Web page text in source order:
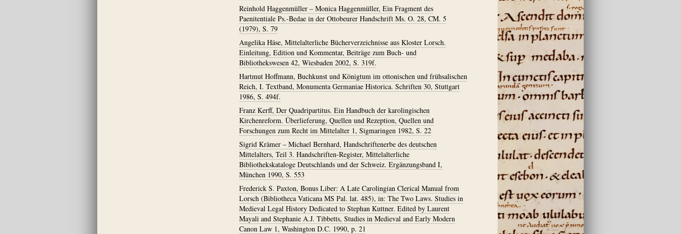
Reinhold Haggenmüller – Monica Haggenmüller, Ein Fragment des
Paenitentiale Ps.-Bedae in der Ottobeurer Handschrift Ms. O. 28, CM. 5
(1979), S. 79
Angelika Häse, Mittelalterliche Bücherverzeichnisse aus Kloster Lorsch.
Einleitung, Edition und Kommentar, Beiträge zum Buch- und
Bibliothekswesen 42, Wiesbaden 2002, S. 319f.
Hartmut Hoffmann, Buchkunst und Königtum im ottonischen und frühsalischen
Reich, I. Textband, Monumenta Germaniae Historica. Schriften 30, Stuttgart
1986, S. 494f.
Franz Kerff, Der Quadripartitus. Ein Handbuch der karolingischen
Kirchenreform. Überlieferung, Quellen und Rezeption, Quellen und
Forschungen zum Recht im Mittelalter 1, Sigmaringen 1982, S. 22
Sigrid Krämer – Michael Bernhard, Handschriftenerbe des deutschen
Mittelalters, Teil 3. Handschriften-Register, Mittelalterliche
Bibliothekskataloge Deutschlands und der Schweiz. Ergänzungsband I,
München 1990, S. 553
Frederick S. Paxton, Bonus Liber: A Late Carolingian Clerical Manual from
Lorsch (Bibliotheca Vaticana MS Pal. lat. 485), in: The Two Laws. Studies in
Medieval Legal History Dedicated to Stephan Kuttner. Edited by Laurent
Mayali and Stephanie A.J. Tibbetts, Studies in Medieval and Early Modern
Canon Law 1, Washington D.C. 1990, p. 21